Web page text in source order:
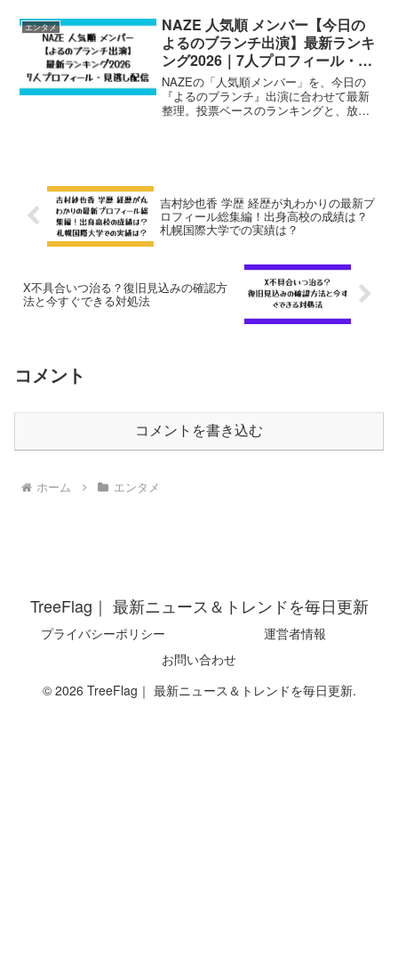
エンタメ
NAZE 人気順 メンバー【今日の
よるのブランチ出演】最新ランキ
ング2026｜7人プロフィール・見
逃し配信
NAZEの「人気順メンバー」を、今日の
『よるのブランチ』出演に合わせて最新
整理。投票ベースのランキングと、放送
吉村紗也香 学歴 経歴が丸わかりの最新プ
ロフィール総集編！出身高校の成績は？
札幌国際大学での実績は？
X不具合いつ治る？復旧見込みの確認方
法と今すぐできる対処法
コメント
コメントを書き込む
ホーム エンタメ
TreeFlag｜ 最新ニュース＆トレンドを毎日更新
プライバシーポリシー
運営者情報
お問い合わせ
© 2026 TreeFlag｜ 最新ニュース＆トレンドを毎日更新.